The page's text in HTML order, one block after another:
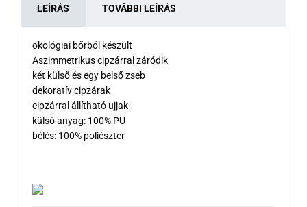
LEÍRÁS TOVÁBBI LEÍRÁS
ökológiai bőrből készült
Aszimmetrikus cipzárral záródik
két külső és egy belső zseb
dekoratív cipzárak
cipzárral állítható ujjak
külső anyag: 100% PU
bélés: 100% poliészter